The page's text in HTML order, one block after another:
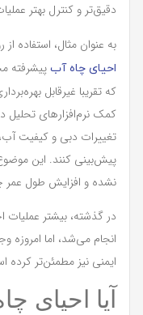
دقیق‌تر و کنترل بهتر
به عنوان مثال، استفاده
احیای چاه آب پیشرفته
که تقریبا غیرقابل
کمک نرم‌افزارهای تحلیل
تغییرات دبی و کیفیت آب،
پیش‌بینی کنند. این
نشده و افزایش طول
در گذشته، بیشتر
انجام می‌شد، اما امروزه
ایمنی نیز مطمئن‌تر کرده
آیا احیای